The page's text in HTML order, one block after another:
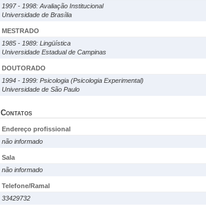
1997 - 1998: Avaliação Institucional
Universidade de Brasília
MESTRADO
1985 - 1989: Lingüística
Universidade Estadual de Campinas
DOUTORADO
1994 - 1999: Psicologia (Psicologia Experimental)
Universidade de São Paulo
Contatos
Endereço profissional
não informado
Sala
não informado
Telefone/Ramal
33429732